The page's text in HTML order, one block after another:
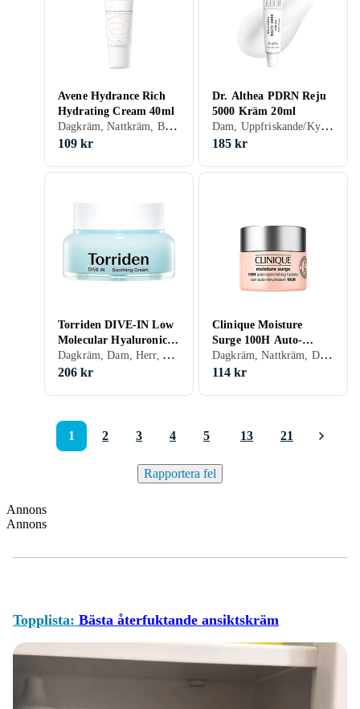
Avene Hydrance Rich
Hydrating Cream 40ml
Dagkräm, Nattkräm, BB-cream, Dagkräm med SPF, Dam, Rengörande, Uppfriskande/Kylande, Återfuktande, Lyster, Närande, Torr, Alla, Känslig
109 kr
Dr. Althea PDRN Reju
5000 Kräm 20ml
Dam, Uppfriskande/Kylande, Återfuktande, Motverkar rynkor, Uppstramande, Regenererande, Lugnande, Mogen
185 kr
Torriden DIVE-IN Low
Molecular Hyaluronic
Acid Soothing Cream
100ml
Dagkräm, Dam, Herr, Anti-redness, Avslappnande, Uppfriskande/Kylande, Återfuktande, Närande, Oljefri, Lugnande, Normal, Blandad, Torr, Fet, Alla, Känslig
206 kr
Clinique Moisture
Surge 100H Auto-
Replenishing Hydrator
15ml
Dagkräm, Nattkräm, Dam, Rengörande, Uppfriskande/Kylande, Återfuktande, Lyster, Antioxidant, Närande, Oljefri, Lugnande, Normal, Blandad, Torr, Fet, Alla, Känslig
114 kr
1 2 3 4 5 13 21
Rapportera fel
Annons
Annons
Topplista: Bästa återfuktande ansiktskräm